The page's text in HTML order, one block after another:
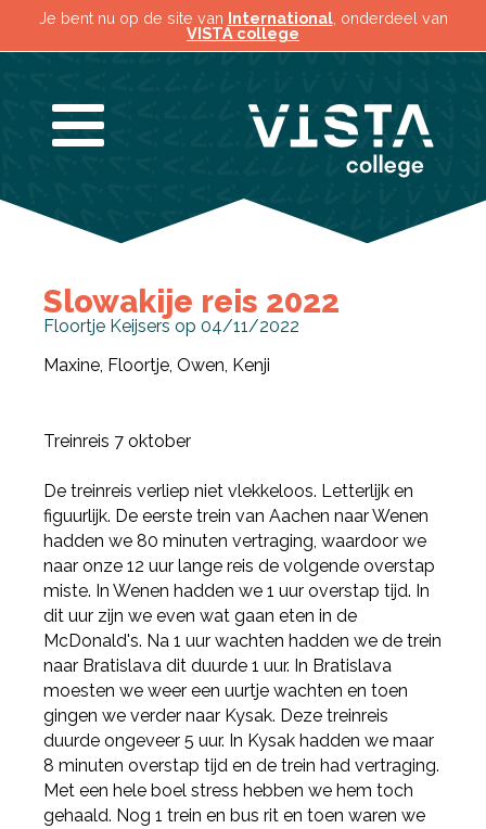
Je bent nu op de site van International, onderdeel van
VISTA college
Slowakije reis 2022
Floortje Keijsers op 04/11/2022
Maxine, Floortje, Owen, Kenji
Treinreis 7 oktober
De treinreis verliep niet vlekkeloos. Letterlijk en
figuurlijk. De eerste trein van Aachen naar Wenen
hadden we 80 minuten vertraging, waardoor we
naar onze 12 uur lange reis de volgende overstap
miste. In Wenen hadden we 1 uur overstap tijd. In
dit uur zijn we even wat gaan eten in de
McDonald's. Na 1 uur wachten hadden we de trein
naar Bratislava dit duurde 1 uur. In Bratislava
moesten we weer een uurtje wachten en toen
gingen we verder naar Kysak. Deze treinreis
duurde ongeveer 5 uur. In Kysak hadden we maar
8 minuten overstap tijd en de trein had vertraging.
Met een hele boel stress hebben we hem toch
gehaald. Nog 1 trein en bus rit en toen waren we